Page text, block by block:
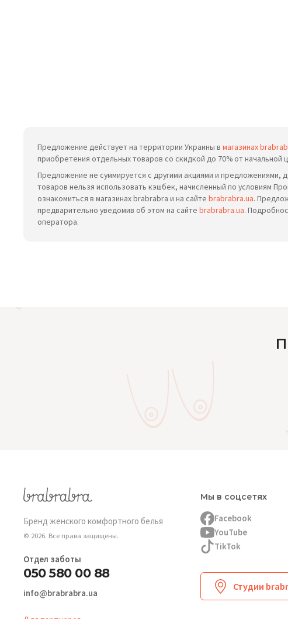
Предложение действует на территории Украины в магазинах
приобретения отдельных товаров со скидкой до 70% от начальной
Предложение не суммируется с другими акциями и
товаров нельзя использовать кэшбек, начисленный по условиям
ознакомиться в магазинах brabrabra и на сайте brabrabra.ua.
предварительно уведомив об этом на сайте brabrabra.ua.
оператора.
Бренд женского комфортного белья
© 2026. Все права защищены.
Отдел заботы
050 580 00 88
info@brabrabra.ua
Мы в соцсетях
Facebook
YouTube
TikTok
Студии